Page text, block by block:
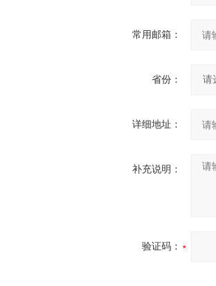
常用邮箱：
省份：
详细地址：
补充说明：
验证码：